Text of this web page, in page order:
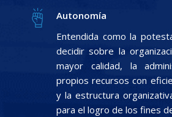
Autonomía
Entendida como la
decidir sobre la
mayor calidad, la
propios recursos con
y la estructura
para el logro de los fines